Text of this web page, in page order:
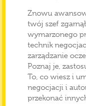
Znowu
twój szef
wymarzonego
technik
zarządzanie
Poznaj je,
To, co wiesz i
negocjacji i
przekonać